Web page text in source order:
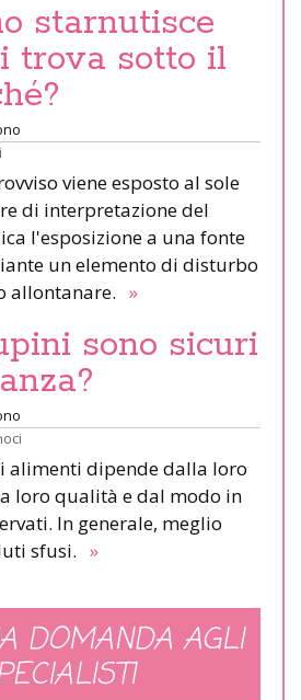
starnutisce
trova sotto il
viene esposto al sole
di interpretazione del
l'esposizione a una fonte
un elemento di disturbo
allontanare. »
sono sicuri
alimenti dipende dalla loro
loro qualità e dal modo in
In generale, meglio
sfusi. »
DOMANDA AGLI